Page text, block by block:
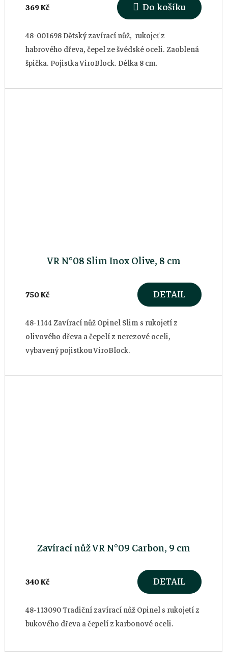
369 Kč Do košíku
48-001698 Dětský zavírací nůž, rukojeť z
habrového dřeva, čepel ze švédské oceli. Zaoblená
špička. Pojistka ViroBlock. Délka 8 cm.
VR N°08 Slim Inox Olive, 8 cm
750 Kč DETAIL
48-1144 Zavírací nůž Opinel Slim s rukojetí z
olivového dřeva a čepelí z nerezové oceli,
vybavený pojistkou ViroBlock.
Zavírací nůž VR N°09 Carbon, 9 cm
340 Kč DETAIL
48-113090 Tradiční zavírací nůž Opinel s rukojetí z
bukového dřeva a čepelí z karbonové oceli.